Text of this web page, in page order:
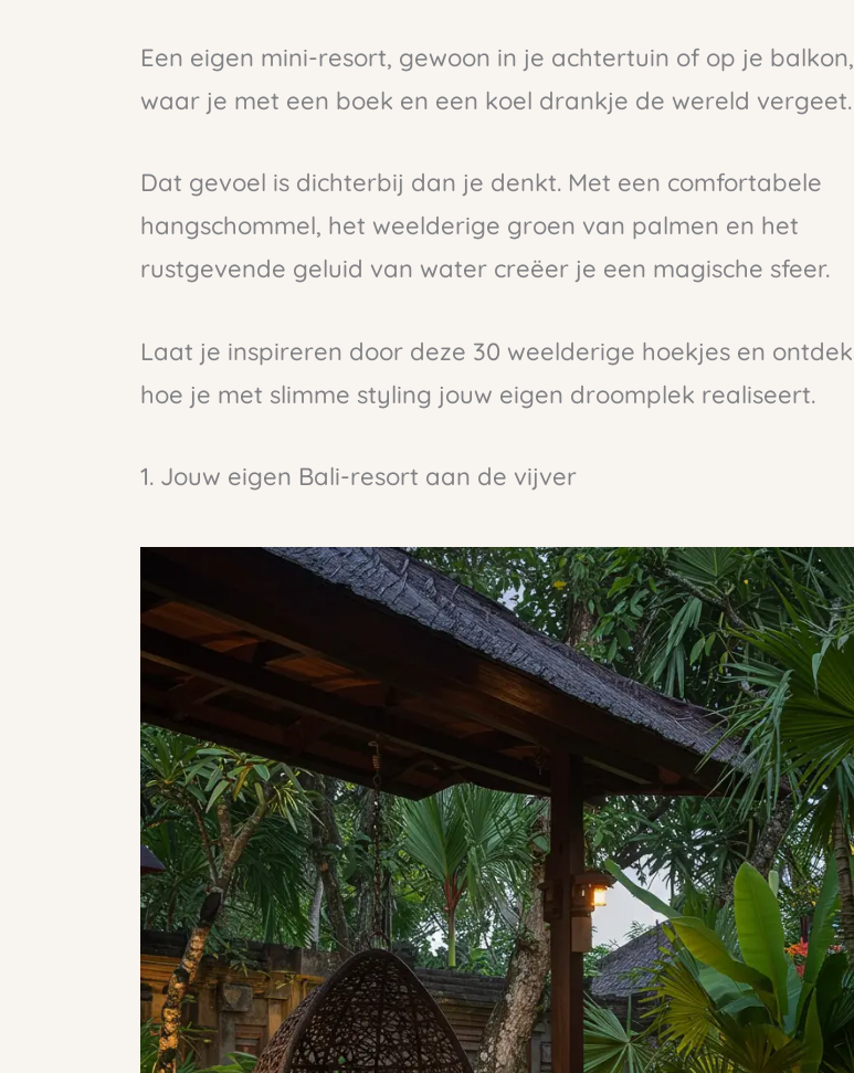
Een eigen mini-resort, gewoon in je achtertuin of op je balkon,
waar je met een boek en een koel drankje de wereld vergeet.
Dat gevoel is dichterbij dan je denkt. Met een comfortabele
hangschommel, het weelderige groen van palmen en het
rustgevende geluid van water creëer je een magische sfeer.
Laat je inspireren door deze 30 weelderige hoekjes en ontdek
hoe je met slimme styling jouw eigen droomplek realiseert.
1. Jouw eigen Bali-resort aan de vijver